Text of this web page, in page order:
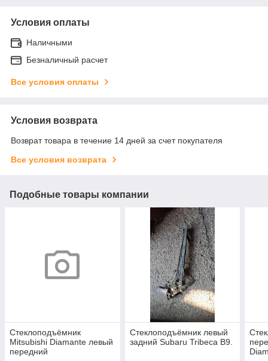
Условия оплаты
Наличными
Безналичный расчет
Все условия оплаты
Условия возврата
Возврат товара в течение 14 дней за счет покупателя
Все условия возврата
Подобные товары компании
Стеклоподъёмник
Mitsubishi Diamante левый
передний
Стеклоподъёмник левый
задний Subaru Tribeca B9.